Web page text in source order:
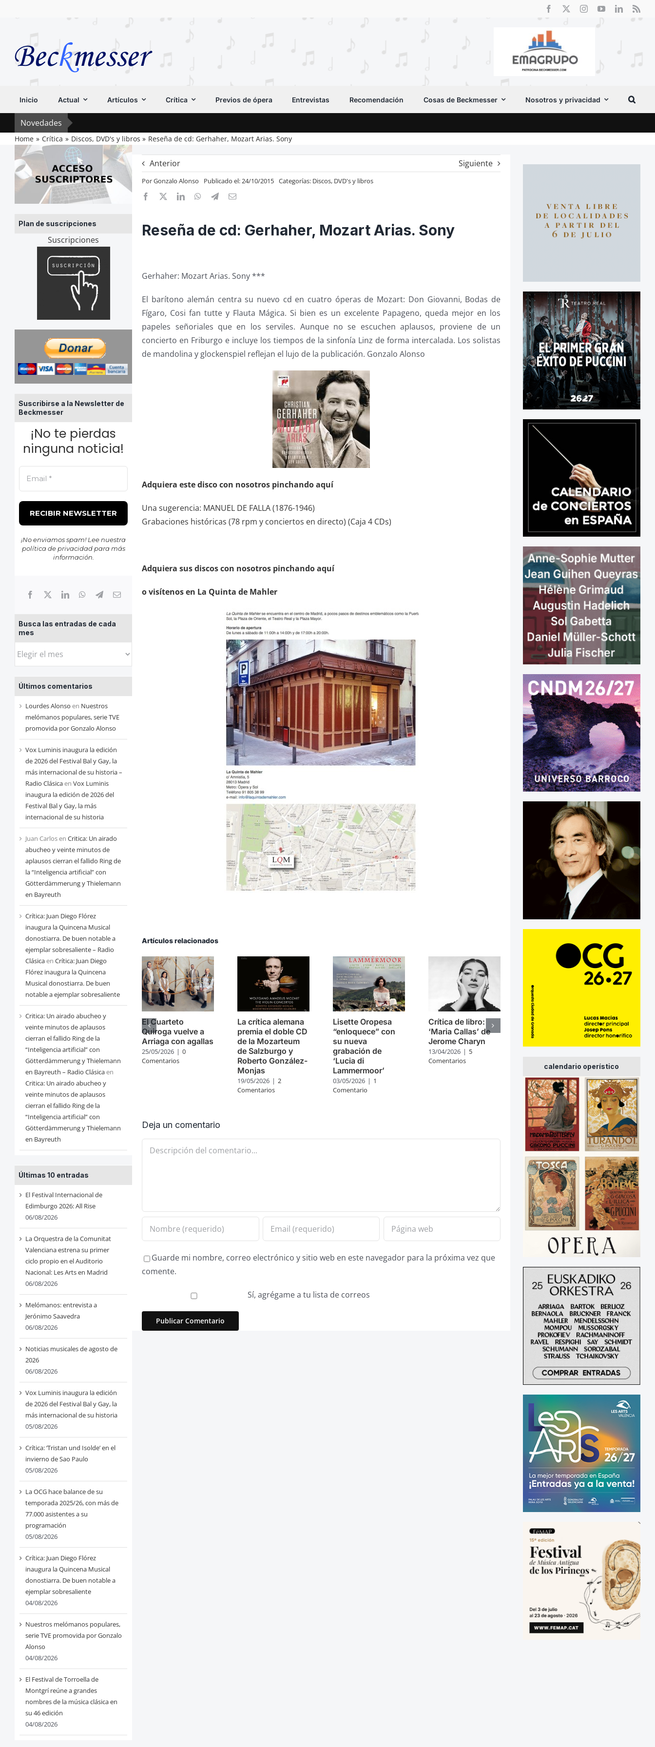
Inicio Actual Artículos Crítica Previos de ópera Entrevistas Recomendación Cosas de Beckmesser Nosotros y privacidad
Novedades
Home Crítica Discos, DVD's y libros Reseña de cd: Gerhaher, Mozart Arias. Sony
Plan de suscripciones
Suscripciones
Suscribirse a la Newsletter de
Beckmesser
¡No te pierdas
ninguna noticia!
¡No enviamos spam! Lee nuestra
política de privacidadpara más
información.
Busca las entradas de cada
mes
Busca
entradas
de
cada
mes
Últimos comentarios
Lourdes Alonso en Nuestros
melómanos populares, serie TVE
promovida por Gonzalo Alonso
Vox Luminis inaugura la edición
de 2026 del Festival Bal y Gay, la
más internacional de su historia –
Radio Clásicaen Vox Luminis
inaugura la edición de 2026 del
Festival Bal y Gay, la más
internacional de su historia
Juan Carlosen Critica: Un airado
abucheo y veinte minutos de
aplausos cierran el fallido Ring de
la “Inteligencia artificial” con
Götterdämmerung y Thielemann
en Bayreuth
Crítica: Juan Diego Flórez
inaugura la Quincena Musical
donostiarra. De buen notable a
ejemplar sobresaliente – Radio
Clásicaen Crítica: Juan Diego
Flórez inaugura la Quincena
Musical donostiarra. De buen
notable a ejemplar sobresaliente
Critica: Un airado abucheo y
veinte minutos de aplausos
cierran el fallido Ring de la
“Inteligencia artificial” con
Götterdämmerung y Thielemann
en Bayreuth – Radio Clásicaen
Critica: Un airado abucheo y
veinte minutos de aplausos
cierran el fallido Ring de la
“Inteligencia artificial” con
Götterdämmerung y Thielemann
en Bayreuth
Últimas 10 entradas
El Festival Internacional de
Edimburgo 2026: All Rise
06/08/2026
La Orquestra de la Comunitat
Valenciana estrena su primer
ciclo propio en el Auditorio
Nacional: Les Arts en Madrid
06/08/2026
Melómanos: entrevista a
Jerónimo Saavedra
06/08/2026
Noticias musicales de agosto de
2026
06/08/2026
Vox Luminis inaugura la edición
de 2026 del Festival Bal y Gay, la
más internacional de su historia
05/08/2026
Crítica: ‘Tristan und Isolde’ en el
invierno de Sao Paulo
05/08/2026
La OCG hace balance de su
temporada 2025/26, con más de
77.000 asistentes a su
programación
05/08/2026
Crítica: Juan Diego Flórez
inaugura la Quincena Musical
donostiarra. De buen notable a
ejemplar sobresaliente
04/08/2026
Nuestros melómanos populares,
serie TVE promovida por Gonzalo
Alonso
04/08/2026
El Festival de Torroella de
Montgrí reúne a grandes
nombres de la música clásica en
su 46 edición
04/08/2026
Anterior Siguiente
PorGonzalo Alonso Publicado el: 24/10/2015 Categorías: Discos, DVD's y libros
Reseña de cd: Gerhaher, Mozart Arias. Sony
Gerhaher: Mozart Arias. Sony ***
El barítono alemán centra su nuevo cd en cuatro óperas de Mozart: Don Giovanni, Bodas de
Fígaro, Cosi fan tutte y Flauta Mágica. Si bien es un excelente Papageno, queda mejor en los
papeles señoriales que en los serviles. Aunque no se escuchen aplausos, proviene de un
concierto en Friburgo e incluye los tiempos de la sinfonía Linz de forma intercalada. Los solistas
de mandolina y glockenspiel reflejan el lujo de la publicación. Gonzalo Alonso
Adquiera este disco con nosotros pinchando aquí
Una sugerencia: MANUEL DE FALLA (1876-1946)
Grabaciones históricas (78 rpm y conciertos en directo) (Caja 4 CDs)
Adquiera sus discos con nosotros pinchando aquí
o visítenos en La Quinta de Mahler
Artículos relacionados
El Cuarteto
Quiroga vuelve a
Arriaga con agallas
25/05/2026 | 0
Comentarios
La crítica alemana
premia el doble CD
de la Mozarteum
de Salzburgo y
Roberto González-
Monjas
19/05/2026 | 2
Comentarios
Lisette Oropesa
“enloquece” con
su nueva
grabación de
‘Lucia di
Lammermoor’
03/05/2026 | 1
Comentario
Crítica de libro:
‘Maria Callas’ de
Jerome Charyn
13/04/2026 | 5
Comentarios
Deja un comentario
Comentario
Guarde mi nombre, correo electrónico y sitio web en este navegador para la próxima vez que
comente.
Sí, agrégame a tu lista de correos
calendario operístico